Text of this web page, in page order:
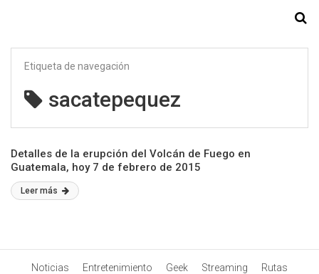
Etiqueta de navegación
sacatepequez
Detalles de la erupción del Volcán de Fuego en
Guatemala, hoy 7 de febrero de 2015
Leer más
Noticias Entretenimiento Geek Streaming
Rutas